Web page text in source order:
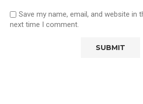
Save my name, email, and website in
next time I comment.